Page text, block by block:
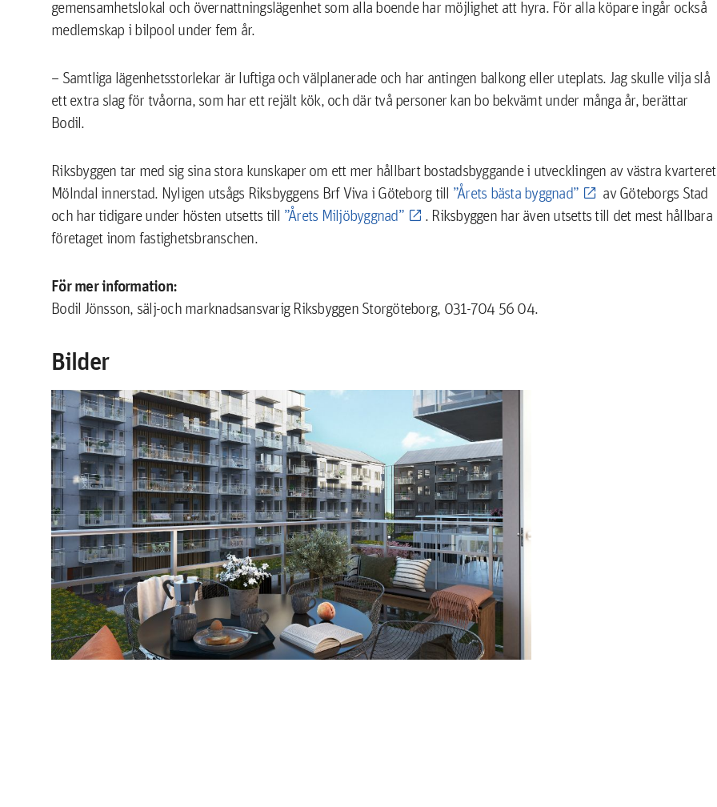
gemensamhetslokal och övernattningslägenhet som alla boende har möjlighet att hyra. För alla köpare ingår också
medlemskap i bilpool under fem år.
– Samtliga lägenhetsstorlekar är luftiga och välplanerade och har antingen balkong eller uteplats. Jag skulle vilja slå
ett extra slag för tvåorna, som har ett rejält kök, och där två personer kan bo bekvämt under många år, berättar
Bodil.
Riksbyggen tar med sig sina stora kunskaper om ett mer hållbart bostadsbyggande i utvecklingen av västra
Mölndal innerstad. Nyligen utsågs Riksbyggens Brf Viva i Göteborg till ”Årets bästa byggnad”
av Göteborgs Stad
och har tidigare under hösten utsetts till ”Årets Miljöbyggnad”
. Riksbyggen har även utsetts till det mest hållbara
företaget inom fastighetsbranschen.
För mer information:
Bodil Jönsson, sälj-och marknadsansvarig Riksbyggen Storgöteborg, 031-704 56 04.
Bilder